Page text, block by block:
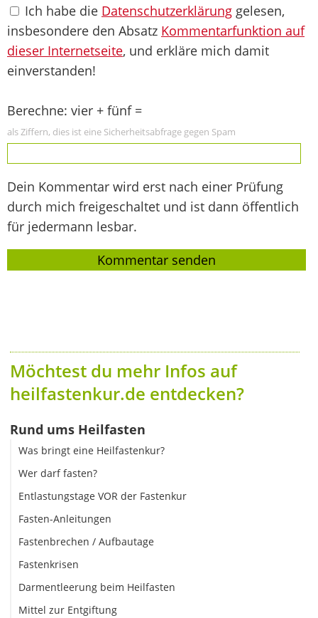
Ich habe die Datenschutzerklärung gelesen,
insbesondere den Absatz Kommentarfunktion auf
dieser Internetseite, und erkläre mich damit
einverstanden!
Berechne: vier + fünf =
als Ziffern, dies ist eine Sicherheitsabfrage gegen Spam
Dein Kommentar wird erst nach einer Prüfung
durch mich freigeschaltet und ist dann öffentlich
für jedermann lesbar.
Möchtest du mehr Infos auf
heilfastenkur.de entdecken?
Rund ums Heilfasten
Was bringt eine Heilfastenkur?
Wer darf fasten?
Entlastungstage VOR der Fastenkur
Fasten-Anleitungen
Fastenbrechen / Aufbautage
Fastenkrisen
Darmentleerung beim Heilfasten
Mittel zur Entgiftung